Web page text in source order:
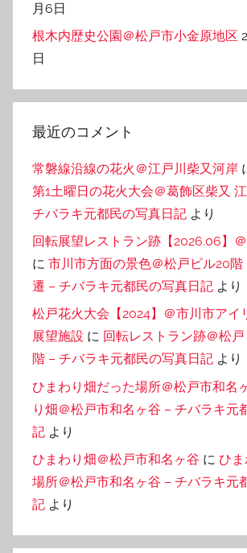
月6日
根木内歴史公園＠松戸市小金原地区
日
最近のコメント
常磐線沿線の花火＠江戸川柴又河岸
第1土曜日の花火大会＠葛飾区柴又
チバラキ元都民の写真日記 より
回転展望レストラン跡【2026.06】
に 市川市方面の景色＠松戸ビル20階
遷 – チバラキ元都民の写真日記 より
松戸花火大会【2024】＠市川市アイ
展望施設 に 回転レストラン跡＠松
階 – チバラキ元都民の写真日記 より
ひまわり畑だった場所＠松戸市和名
り畑＠松戸市和名ヶ谷 – チバラキ元
記 より
ひまわり畑＠松戸市和名ヶ谷 に ひ
場所＠松戸市和名ヶ谷 – チバラキ元
記 より